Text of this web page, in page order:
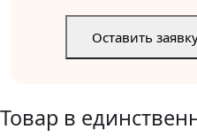
Оставить
Товар в